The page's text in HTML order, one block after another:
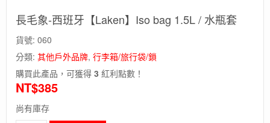
長毛象-西班牙【Laken】Iso bag 1.5L / 水瓶套
貨號: 060
分類: 其他戶外品牌, 行李箱/旅行袋/鎖
購買此產品，可獲得 3 紅利點數！
NT$385
尚有庫存